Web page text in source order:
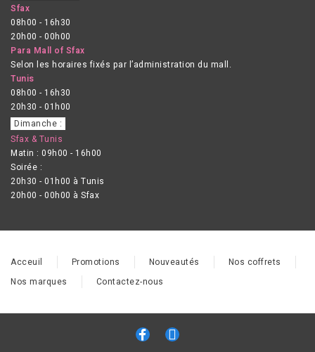
Sfax
08h00 - 16h30
20h00 - 00h00
Para Mall of Sfax
Selon les horaires fixés par l’administration du mall.
Tunis
08h00 - 16h30
20h30 - 01h00
Dimanche :
Sfax & Tunis
Matin : 09h00 - 16h00
Soirée :
20h30 - 01h00 à Tunis
20h00 - 00h00 à Sfax
Acceuil Promotions Nouveautés
Nos coffrets
Nos marques
Contactez-nous